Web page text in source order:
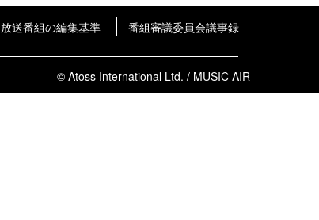
放送番組の編集基準 番組審議委員会議事録
© Atoss International Ltd. / MUSIC AIR